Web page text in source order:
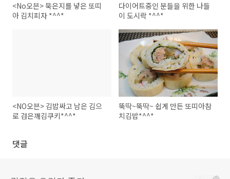
<No오븐> 묵은지를 넣은 또띠
아 김치피자 *^^*
다이어트중인 분들을 위한 나들
이 도시락 *^^*
<NO오븐> 김밥싸고 남은 김으
로 검은깨김쿠키*^^*
뚝딱~뚝딱~ 쉽게 만든 또띠아참
치김밥*^^*
댓글